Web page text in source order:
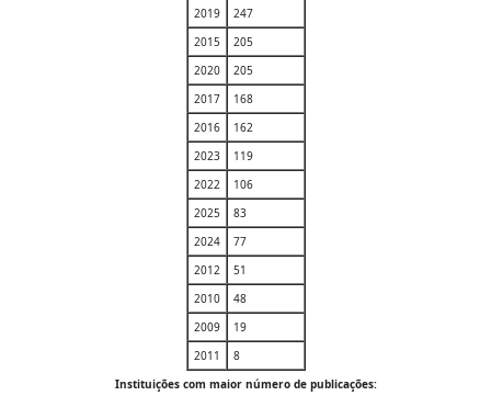
2019
247
2015
205
2020
205
2017
168
2016
162
2023
119
2022
106
2025
83
2024
77
2012
51
2010
48
2009
19
2011
8
Instituições com maior número de publicações: